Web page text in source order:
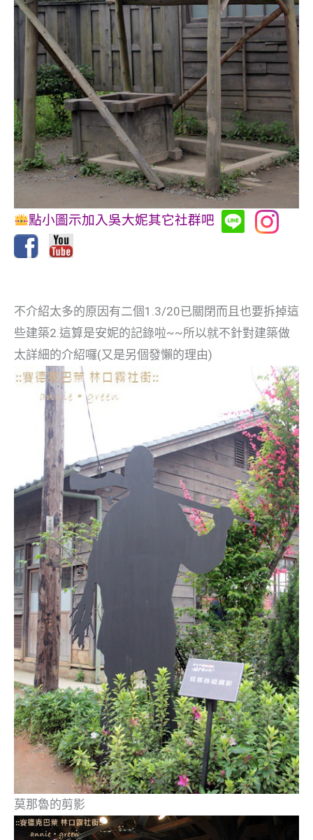
點小圖示加入吳大妮其它社群吧
不介紹太多的原因有二個1.3/20已關閉而且也要拆掉這
些建築2.這算是安妮的記錄啦~~所以就不針對建築做
太詳細的介紹囉(又是另個發懶的理由)
莫那魯的剪影